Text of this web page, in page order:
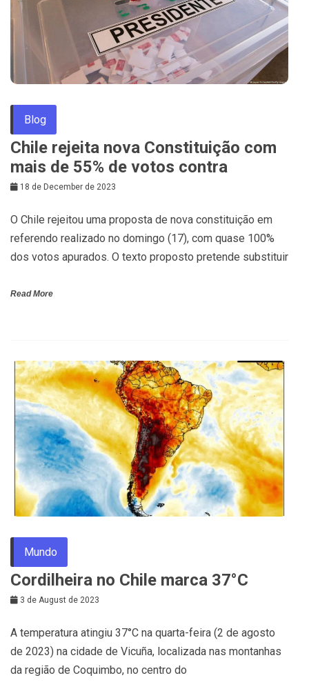
Blog
Chile rejeita nova Constituição com
mais de 55% de votos contra
18 de December de 2023
O Chile rejeitou uma proposta de nova constituição em
referendo realizado no domingo (17), com quase 100%
dos votos apurados. O texto proposto pretende substituir
Read More
Mundo
Cordilheira no Chile marca 37°C
3 de August de 2023
A temperatura atingiu 37°C na quarta-feira (2 de agosto
de 2023) na cidade de Vicuña, localizada nas montanhas
da região de Coquimbo, no centro do